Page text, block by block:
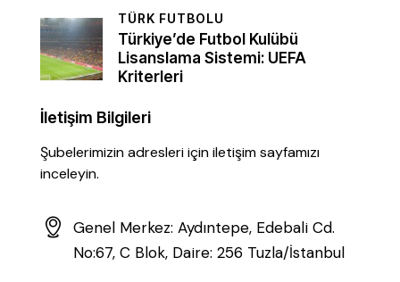
TÜRK FUTBOLU
Türkiye’de Futbol Kulübü
Lisanslama Sistemi: UEFA
Kriterleri
İletişim Bilgileri
Şubelerimizin adresleri için iletişim sayfamızı
inceleyin.
Genel Merkez: Aydıntepe, Edebali Cd.
No:67, C Blok, Daire: 256 Tuzla/İstanbul